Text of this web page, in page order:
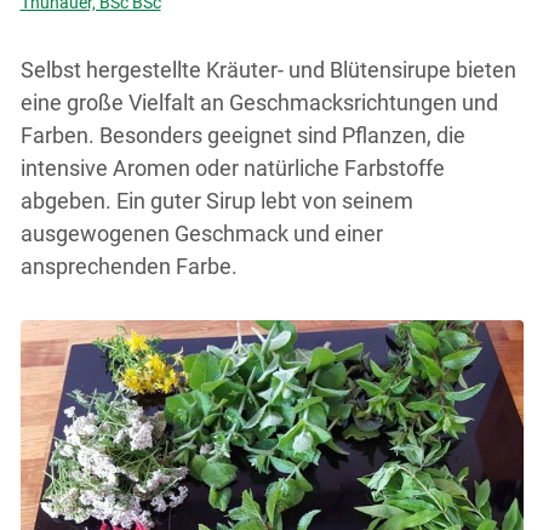
Selbst hergestellte Kräuter- und Blütensirupe bieten
eine große Vielfalt an Geschmacksrichtungen und
Farben. Besonders geeignet sind Pflanzen, die
intensive Aromen oder natürliche Farbstoffe
abgeben. Ein guter Sirup lebt von seinem
ausgewogenen Geschmack und einer
ansprechenden Farbe.